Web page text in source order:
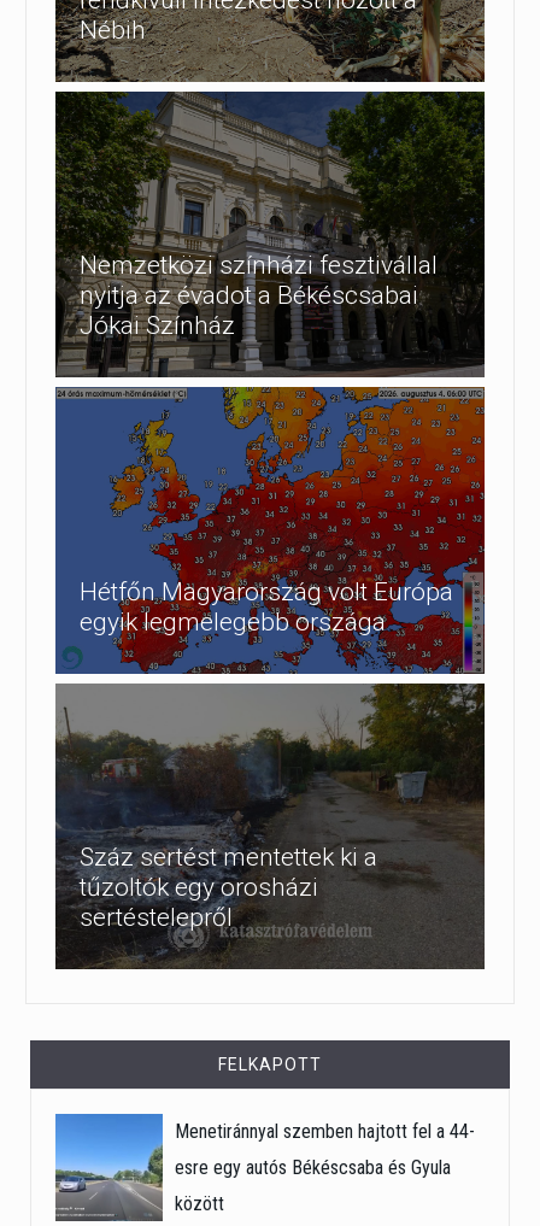
Nébih
Nemzetközi színházi fesztivállal
nyitja az évadot a Békéscsabai
Jókai Színház
Hétfőn Magyarország volt Európa
egyik legmelegebb országa
Száz sertést mentettek ki a
tűzoltók egy orosházi
sertéstelepről
FELKAPOTT
Menetiránnyal szemben hajtott fel a 44-
esre egy autós Békéscsaba és Gyula
között